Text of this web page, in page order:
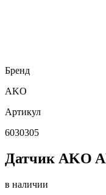
Бренд
AKO
Артикул
6030305
Датчик AKO
в наличии